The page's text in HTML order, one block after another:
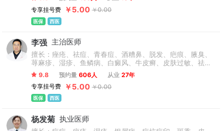
查、皮肤癣、手足癣、体股癣、头癣、疣、扁平疣、寻常
疣、冻疮、红血丝、灰指甲、疥疮、鸡眼、毛周角化、胎
记、血管瘤、祛痣、鲜红斑痣、尖锐湿疣、生殖器疱疹等多
专享挂号费
￥5.00 ￥0.00
医保 西医
李强 主治医师
擅长：痤疮、祛痘、青春痘、酒糟鼻、脱发、疤痕、腋臭、
荨麻疹、湿疹、鱼鳞病、白癜风、牛皮癣、皮肤过敏、祛
斑、激光祛斑、雀斑、黄褐斑、老年斑、皮炎、皮肤检查、
皮肤癣、手足癣、体股癣、头癣、疣、扁平疣、寻常疣、冻
疮、红血丝、灰指甲、疥疮、鸡眼、毛周角化、胎记、血管
瘤、祛痣、鲜红斑痣、尖锐湿疣、生殖器疱疹等皮肤疑难疾
9.8 预约量 606人 从业 27年
专享挂号费
￥5.00 ￥0.00
医保 西医
杨发菊 执业医师